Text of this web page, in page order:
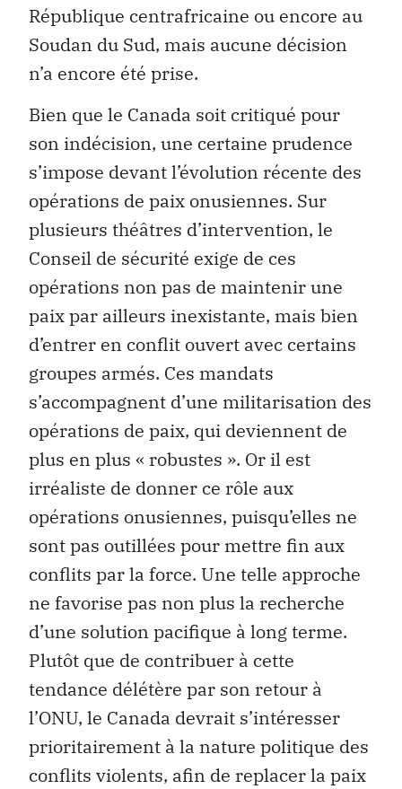
République centrafricaine ou encore au
Soudan du Sud, mais aucune décision
n’a encore été prise.
Bien que le Canada soit critiqué pour
son indécision, une certaine prudence
s’impose devant l’évolution récente des
opérations de paix onusiennes. Sur
plusieurs théâtres d’intervention, le
Conseil de sécurité exige de ces
opérations non pas de maintenir une
paix par ailleurs inexistante, mais bien
d’entrer en conflit ouvert avec certains
groupes armés. Ces mandats
s’accompagnent d’une militarisation des
opérations de paix, qui deviennent de
plus en plus « robustes ». Or il est
irréaliste de donner ce rôle aux
opérations onusiennes, puisqu’elles ne
sont pas outillées pour mettre fin aux
conflits par la force. Une telle approche
ne favorise pas non plus la recherche
d’une solution pacifique à long terme.
Plutôt que de contribuer à cette
tendance délétère par son retour à
l’ONU, le Canada devrait s’intéresser
prioritairement à la nature politique des
conflits violents, afin de replacer la paix